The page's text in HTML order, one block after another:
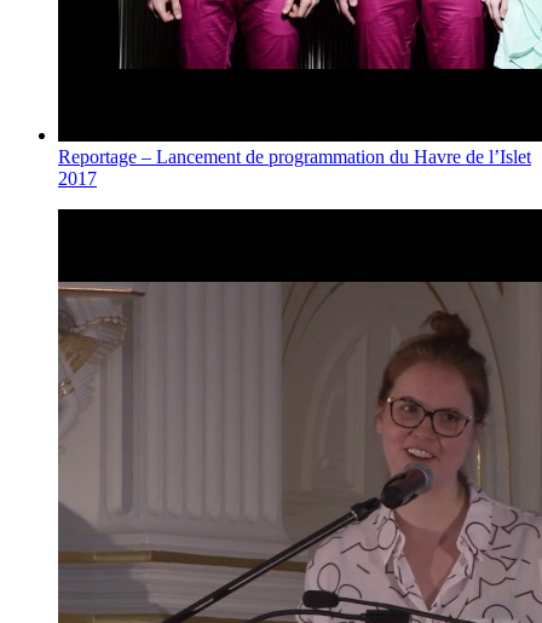
Reportage – Lancement de programmation du Havre de l’Islet
2017